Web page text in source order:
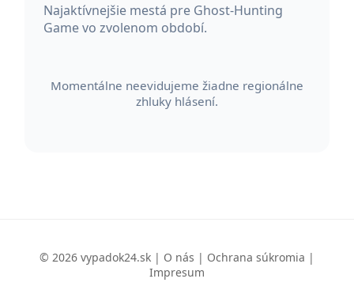
Najaktívnejšie mestá pre Ghost-Hunting
Game vo zvolenom období.
Momentálne neevidujeme žiadne regionálne
zhluky hlásení.
© 2026 vypadok24.sk | O nás | Ochrana súkromia |
Impresum